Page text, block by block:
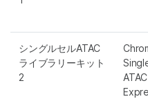
シングルセルATAC
ライブラリーキット
2